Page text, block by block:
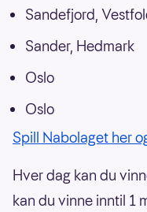
Sandefjord,
Sander, Hedmark
Oslo
Oslo
Spill Nabolaget her
Hver dag kan du
kan du vinne inntil 1